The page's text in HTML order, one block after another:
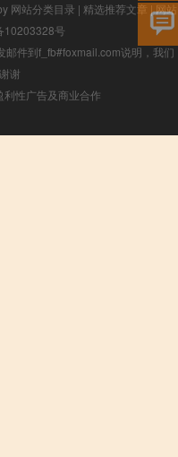
网站分类目录 | 精选推荐文章 |网站
10203328号
邮件到f_fb#foxmail.com说明，我们
谢
性广告及商业合作